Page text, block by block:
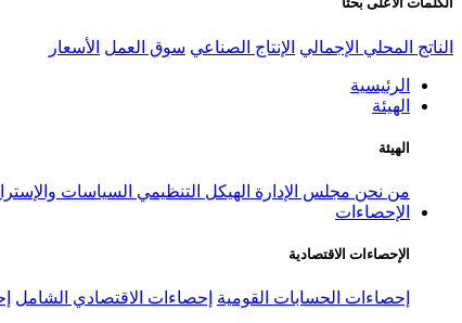
الناتج المحلي الإجمالي الإنتاج الصناعي سوق العمل الأسعار
الرئيسية
الهيئة
الهيئة
من نحن مجلس الإدارة الهيكل التنظيمي السياسات
الإحصاءات
الإحصاءات الاقتصادية
إحصاءات الحسابات القومية إحصاءات الاقتصادي الشامل